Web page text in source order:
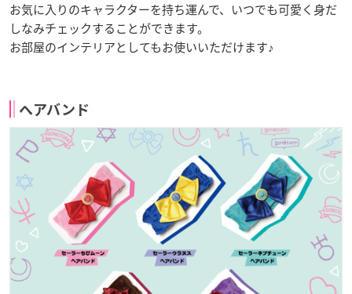
お気に入りのキャラクターを持ち運んで、いつでも可愛く身だ
しなみチェックすることができます。
お部屋のインテリアとしてもお使いいただけます♪
ヘアバンド